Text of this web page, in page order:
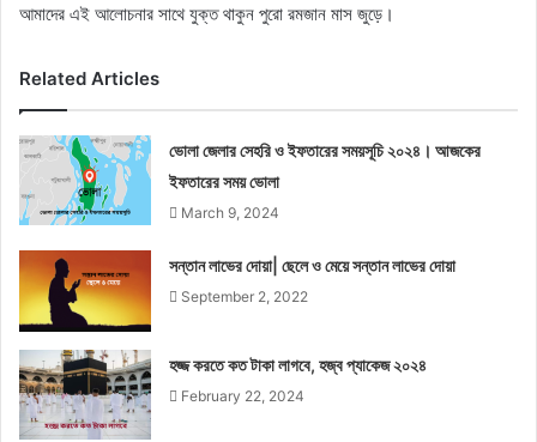
আমাদের এই আলোচনার সাথে যুক্ত থাকুন পুরো রমজান মাস জুড়ে।
Related Articles
ভোলা জেলার সেহরি ও ইফতারের সময়সূচি ২০২৪। আজকের
ইফতারের সময় ভোলা
March 9, 2024
সন্তান লাভের দোয়া| ছেলে ও মেয়ে সন্তান লাভের দোয়া
September 2, 2022
হজ্জ করতে কত টাকা লাগবে, হজ্ব প্যাকেজ ২০২৪
February 22, 2024